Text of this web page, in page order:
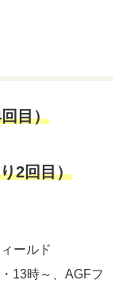
目）
2回目）
ールド
13時～、AGFフ